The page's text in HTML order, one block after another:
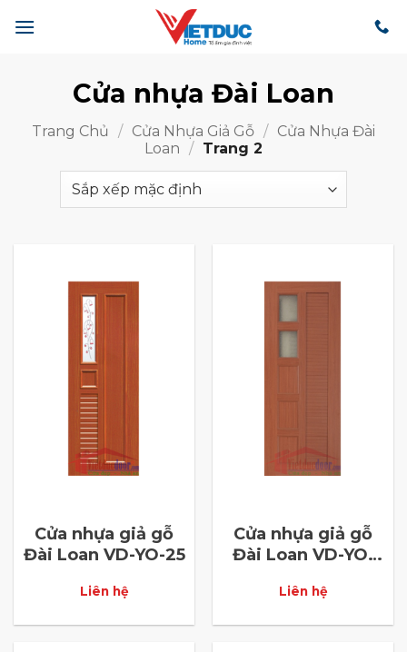
qua
Cửa nhựa Đài Loan
Trang Chủ / Cửa Nhựa Giả Gỗ / Cửa Nhựa Đài
Loan / Trang 2
Cửa nhựa giả gỗ
Đài Loan VD-YO-25
Liên hệ
Cửa nhựa giả gỗ
Đài Loan VD-YO-
Liên hệ